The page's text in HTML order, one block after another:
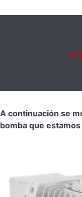
A continuación se
bomba que